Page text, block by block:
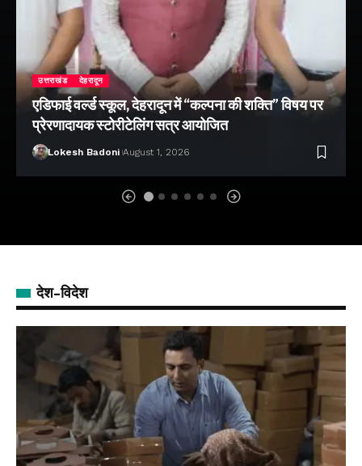
उत्तराखंड देहरादून
एडिफाई वर्ल्ड स्कूल, देहरादून में “कल्पना की शक्ति” विषय पर
प्रेरणादायक स्टोरीटेलिंग सत्र आयोजित
Lokesh Badoni August 1, 2026
देश-विदेश